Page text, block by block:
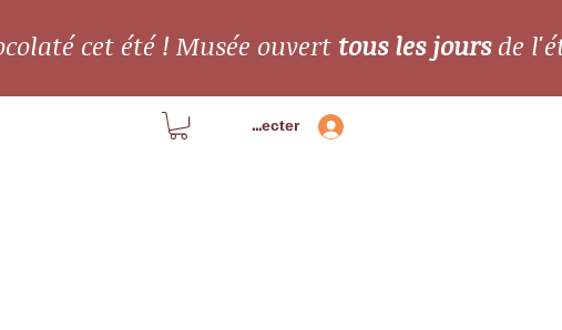
cet été ! Musée ouvert tous les joursde
Se connecter